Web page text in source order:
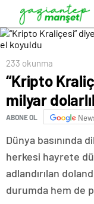
233 okunma
“Kripto
milyar
ABONE OL
Dünya basınında
herkesi hayrete
adlandırılan
durumda hem de